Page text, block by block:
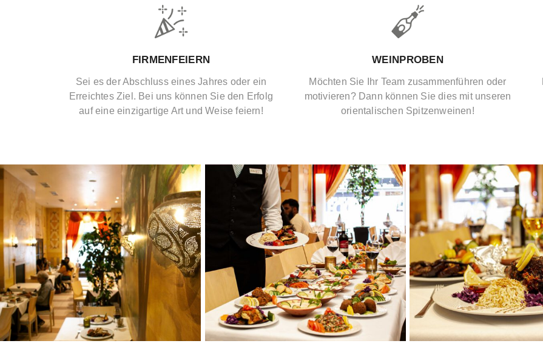
FIRMENFEIERN
Sei es der Abschluss eines Jahres oder ein
Erreichtes Ziel. Bei uns können Sie den Erfolg
auf eine einzigartige Art und Weise feiern!
WEINPROBEN
Möchten Sie Ihr Team zusammenführen oder
motivieren? Dann können Sie dies mit unseren
orientalischen Spitzenweinen!